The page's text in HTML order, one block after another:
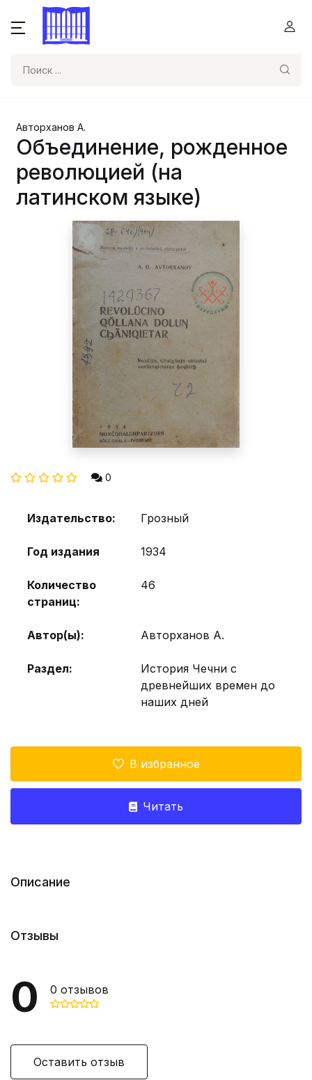
Авторханов А.
Объединение, рожденное
революцией (на
латинском языке)
0
Издательство: Грозный
Год издания 1934
Количество
страниц:
46
Автор(ы): Авторханов А.
Раздел:
История Чечни с
древнейших времен до
наших дней
В избранное
Читать
Описание
Отзывы
0 0 отзывов
Оставить отзыв